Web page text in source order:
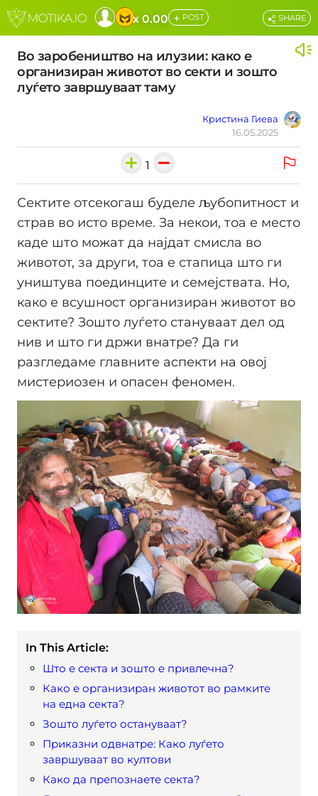
x 0.00 + POST
Во заробеништво на илузии: како е
организиран животот во секти и зошто
луѓето завршуваат таму
Кристина Гиева
16.05.2025
SHARE
1
Сектите отсекогаш буделе љубопитност и
страв во исто време. За некои, тоа е место
каде што можат да најдат смисла во
животот, за други, тоа е стапица што ги
уништува поединците и семејствата. Но,
како е всушност организиран животот во
сектите? Зошто луѓето стануваат дел од
нив и што ги држи внатре? Да ги
разгледаме главните аспекти на овој
мистериозен и опасен феномен.
In This Article:
Што е секта и зошто е привлечна?
Како е организиран животот во рамките
на една секта?
Зошто луѓето остануваат?
Приказни одвнатре: Како луѓето
завршуваат во култови
Како да препознаете секта?